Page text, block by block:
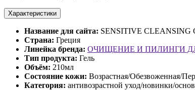
Характеристики
Название для сайта: SENSITIVE CLEANSING
Страна: Греция
Линейка бренда: ОЧИЩЕНИЕ И ПИЛИНГИ
Тип продукта: Гель
Объём: 210мл
Состояние кожи: Возрастная/Обезвоженная/
Категория: антивозрастной уход/новинки/